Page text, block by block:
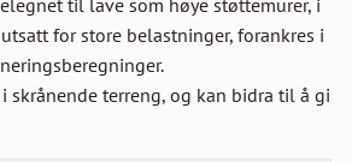
for store belastninger, forankres i
skrånende terreng, og kan bidra til å gi